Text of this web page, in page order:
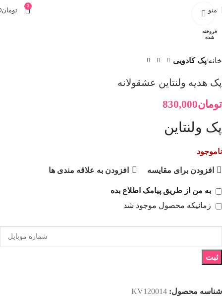
منو 0 تومان
فروخته
شده
خانه پک کادویی
پک هدیه ولنتاین عشقولانه
تومان830,000
پک ولنتاین
ناموجود
افزودن برای مقایسه افزودن به علاقه مندی ها
به من از طریق پیامک اطلاع بده
زمانیکه محصول موجود شد
ثبت
شناسه محصول: KV120014